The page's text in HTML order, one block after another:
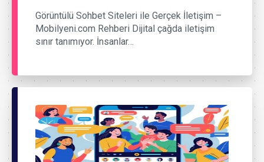
Görüntülü Sohbet Siteleri ile Gerçek İletişim –
Mobilyeni.com Rehberi Dijital çağda iletişim
sınır tanımıyor. İnsanlar…